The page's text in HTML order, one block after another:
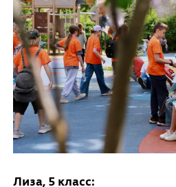
Лиза, 5 класс: